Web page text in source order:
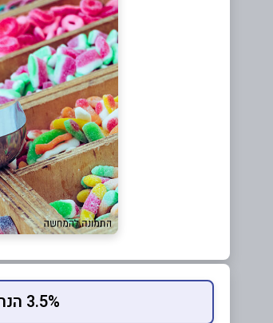
3.5% הנחה אוטומטית למשלמים בכרטיס המועדון